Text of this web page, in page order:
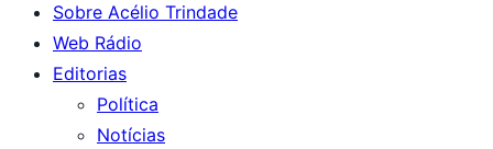
Sobre Acélio Trindade
Web Rádio
Editorias
Política
Notícias